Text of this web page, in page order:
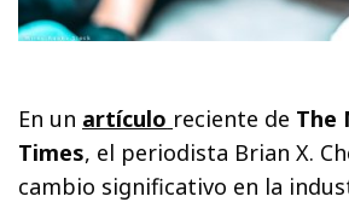
En un artículo reciente de The
Times, el periodista Brian X.
cambio significativo en la